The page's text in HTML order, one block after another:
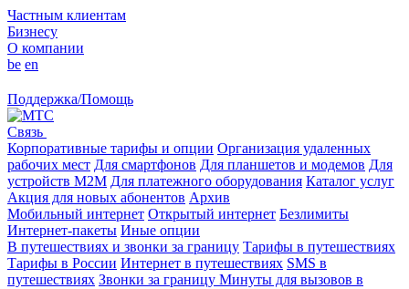
Частным клиентам
Бизнесу
О компании
be en
Поддержка/Помощь
Связь
Корпоративные тарифы и опции Организация удаленных
рабочих мест Для смартфонов Для планшетов и модемов Для
устройств M2M Для платежного оборудования Каталог услуг
Акция для новых абонентов Архив
Мобильный интернет Открытый интернет Безлимиты
Интернет-пакеты Иные опции
В путешествиях и звонки за границу Тарифы в путешествиях
Тарифы в России Интернет в путешествиях SMS в
путешествиях Звонки за границу Минуты для вызовов в